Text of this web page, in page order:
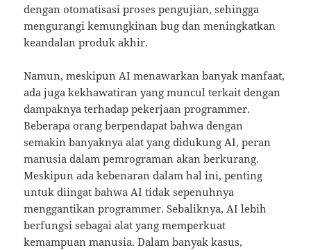
dengan otomatisasi proses pengujian, sehingga
mengurangi kemungkinan bug dan meningkatkan
keandalan produk akhir.
Namun, meskipun AI menawarkan banyak manfaat,
ada juga kekhawatiran yang muncul terkait dengan
dampaknya terhadap pekerjaan programmer.
Beberapa orang berpendapat bahwa dengan
semakin banyaknya alat yang didukung AI, peran
manusia dalam pemrograman akan berkurang.
Meskipun ada kebenaran dalam hal ini, penting
untuk diingat bahwa AI tidak sepenuhnya
menggantikan programmer. Sebaliknya, AI lebih
berfungsi sebagai alat yang memperkuat
kemampuan manusia. Dalam banyak kasus,